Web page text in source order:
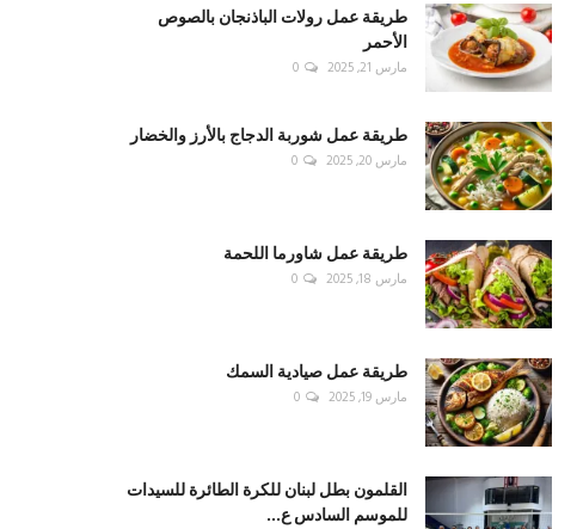
طريقة عمل رولات الباذنجان بالصوص
الأحمر
مارس 21, 2025 0
طريقة عمل شوربة الدجاج بالأرز والخضار
مارس 20, 2025 0
طريقة عمل شاورما اللحمة
مارس 18, 2025 0
طريقة عمل صيادية السمك
مارس 19, 2025 0
القلمون بطل لبنان للكرة الطائرة للسيدات
للموسم السادس ع...